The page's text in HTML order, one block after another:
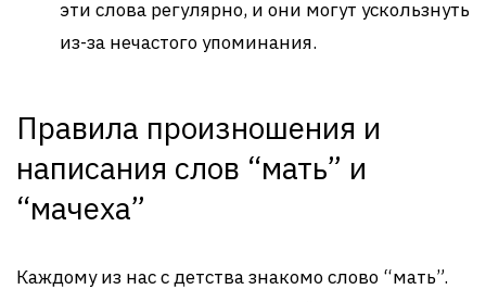
эти слова регулярно, и они могут ускользнуть
из-за нечастого упоминания.
Правила произношения и
написания слов “мать” и
“мачеха”
Каждому из нас с детства знакомо слово “мать”.